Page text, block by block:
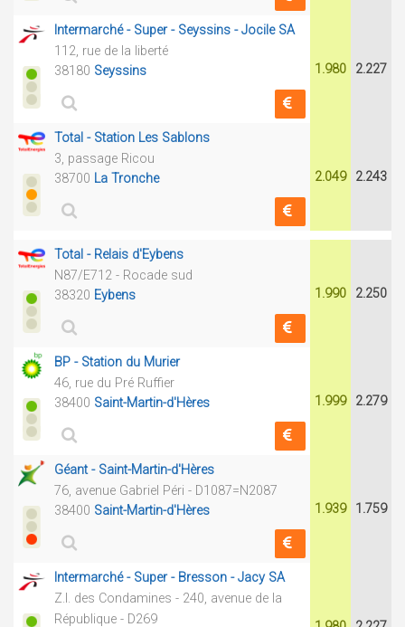
Intermarché - Super - Seyssins - Jocile SA
112, rue de la liberté
38180 Seyssins 1.980 2.227
Total - Station Les Sablons
3, passage Ricou
38700 La Tronche 2.049 2.243
Total - Relais d'Eybens
N87/E712 - Rocade sud
38320 Eybens 1.990 2.250
BP - Station du Murier
46, rue du Pré Ruffier
38400 Saint-Martin-d'Hères 1.999 2.279
Géant - Saint-Martin-d'Hères
76, avenue Gabriel Péri - D1087=N2087
38400 Saint-Martin-d'Hères 1.939 1.759
Intermarché - Super - Bresson - Jacy SA
Z.I. des Condamines - 240, avenue de la
République - D269